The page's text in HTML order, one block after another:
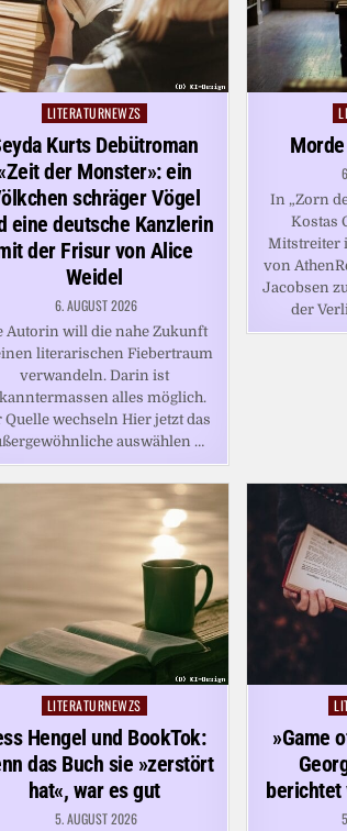
Posted
in
LITERATURNEWZS
Kurts Debütroman
der Monster»: ein
schräger Vögel
eine deutsche Kanzlerin
der Frisur von Alice
Weidel
6. AUGUST 2026
Autorin will die nahe Zukunft
literarischen Fiebertraum
verwandeln. Darin ist
alles möglich.
Quelle wechseln Hier jetzt das
auswählen …
in
In „Zorn
Kostas
Mitstreiter
von
Jacobsen
der
Posted
in
LITERATURNEWZS
Hengel und BookTok:
das Buch sie »zerstört
hat«, war es gut
5. AUGUST 2026
»Game
berichtet